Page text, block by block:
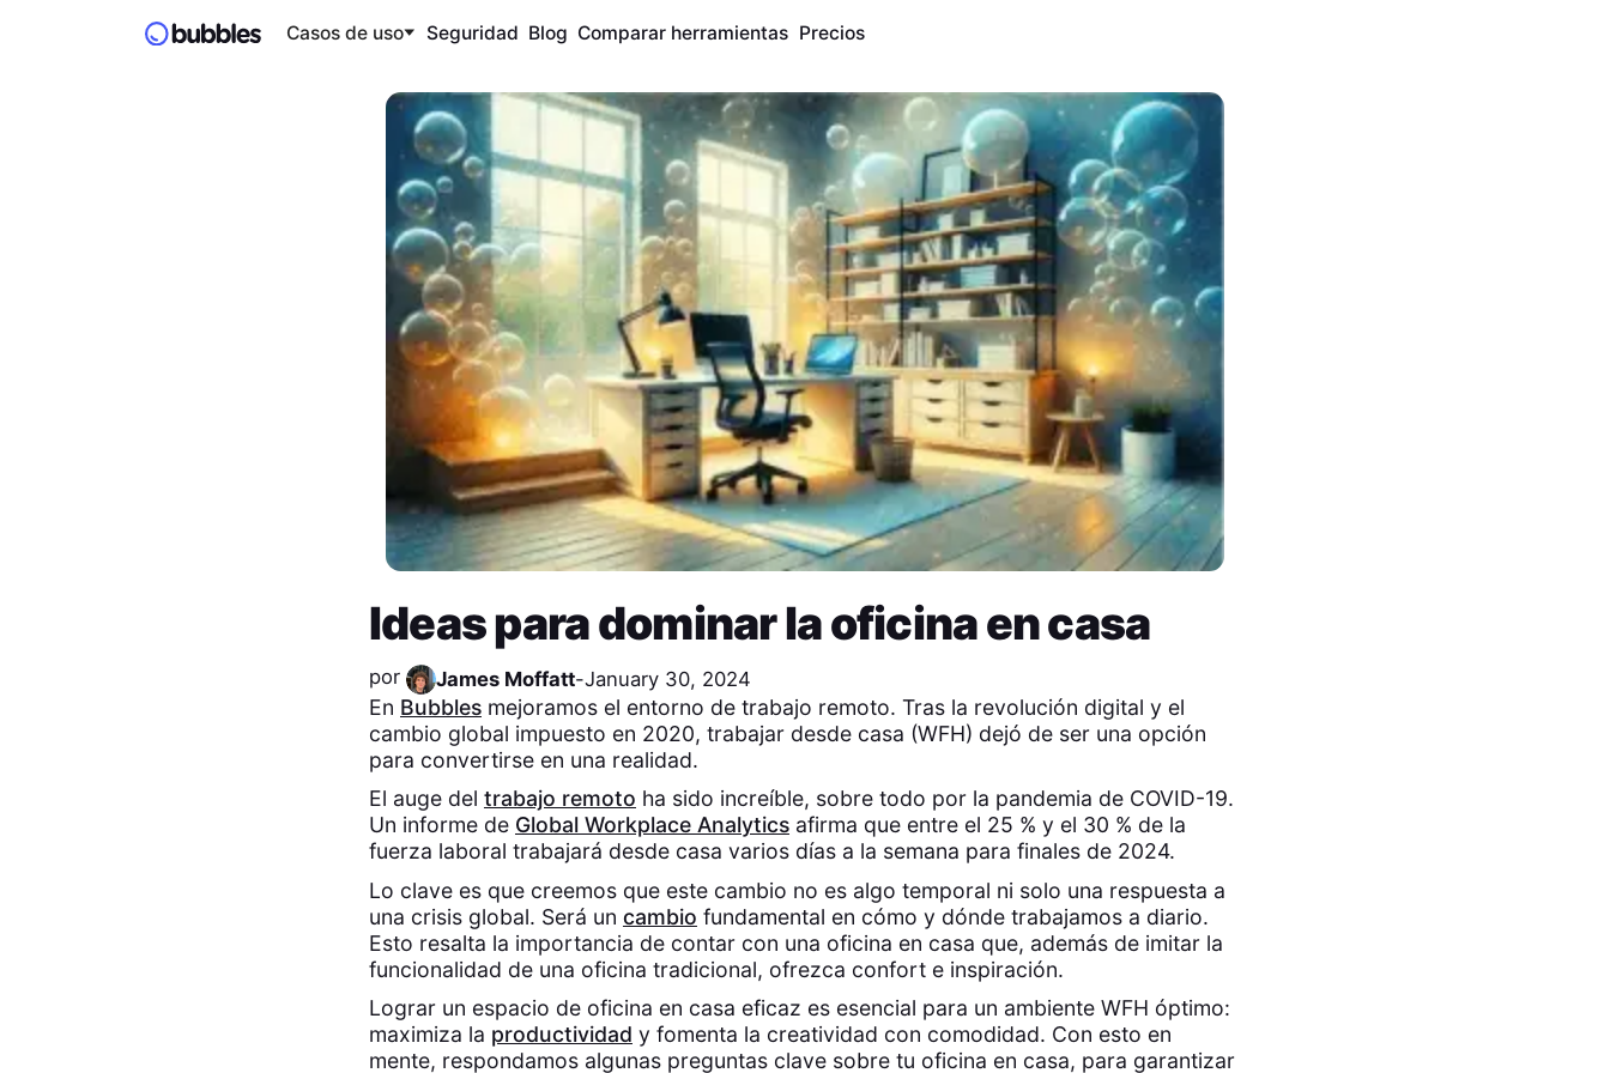
Casos de uso Seguridad Blog Comparar herramientas Precios
Ideas para dominar la oficina en casa
por James Moffatt-January 30, 2024
En Bubblesmejoramos el entorno de trabajo remoto. Tras la revolución digital y el
cambio global impuesto en 2020, trabajar desde casa (WFH) dejó de ser una opción
para convertirse en una realidad.
El auge del trabajo remoto ha sido increíble, sobre todo por la pandemia de COVID-19.
Un informe de Global Workplace Analyticsafirma que entre el 25 % y el 30 % de la
fuerza laboral trabajará desde casa varios días a la semana para finales de 2024.
Lo clave es que creemos que este cambio no es algo temporal ni solo una respuesta a
una crisis global. Será un cambio fundamental en cómo y dónde trabajamos a diario.
Esto resalta la importancia de contar con una oficina en casa que, además de imitar la
funcionalidad de una oficina tradicional, ofrezca confort e inspiración.
Lograr un espacio de oficina en casa eficaz es esencial para un ambiente WFH óptimo:
maximiza la productividad y fomenta la creatividad con comodidad. Con esto en
mente, respondamos algunas preguntas clave sobre tu oficina en casa, para garantizar